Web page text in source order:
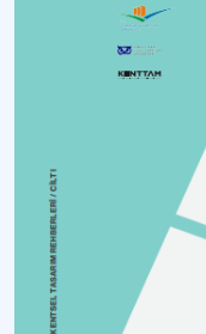
Türkiye'nin şehircilik
Tra1 Bölge Planı İlçeler
Kuzeydoğu Anadolu'daki
Kentsel Tasarım
Şehirlerin sürdürülebilir
Kentsel Tasarım
Şehirlerin sürdürülebilir